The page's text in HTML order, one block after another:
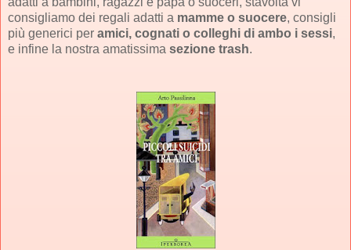
consigliamo dei regali adatti a mamme o suocere, consigli
più generici per amici, cognati o colleghi di ambo i sessi,
e infine la nostra amatissima sezione trash.